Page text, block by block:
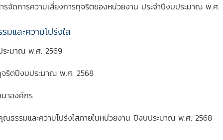
จัดการความเสี่ยงการทุจริตของหน่วยงาน ประจำปีงบประมาณ พ.ศ.
และความโปร่งใส
ะมาณ พ.ศ. 2569
ริตปีงบประมาณ พ.ศ. 2568
าองค์กร
ธรรมและความโปร่งใสภายในหน่วยงาน ปีงบประมาณ พ.ศ. 2568